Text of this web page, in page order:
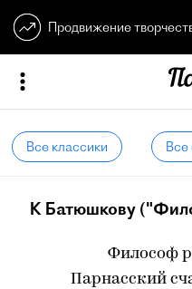
Продвижение
Все классики Все
К Батюшкову
Философ
Парнасский